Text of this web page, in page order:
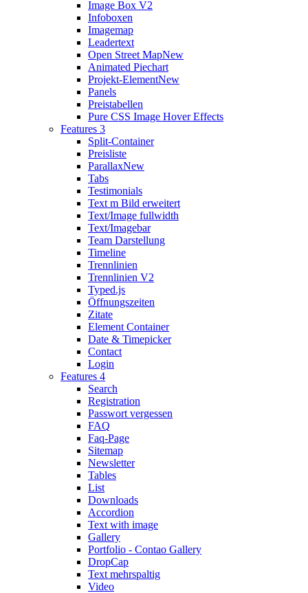
Image Box V2
Infoboxen
Imagemap
Leadertext
Open Street MapNew
Animated Piechart
Projekt-ElementNew
Panels
Preistabellen
Pure CSS Image Hover Effects
Features 3
Split-Container
Preisliste
ParallaxNew
Tabs
Testimonials
Text m Bild erweitert
Text/Image fullwidth
Text/Imagebar
Team Darstellung
Timeline
Trennlinien
Trennlinien V2
Typed.js
Öffnungszeiten
Zitate
Element Container
Date & Timepicker
Contact
Login
Features 4
Search
Registration
Passwort vergessen
FAQ
Faq-Page
Sitemap
Newsletter
Tables
List
Downloads
Accordion
Text with image
Gallery
Portfolio - Contao Gallery
DropCap
Text mehrspaltig
Video